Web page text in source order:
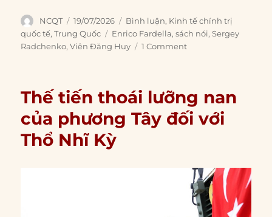
Author
NCQT
Posted
on
19/07/2026 Categories
Bình luận, Kinh tế chính trị
quốc tế,Trung Quốc Tags
Enrico Fardella,sách nói,Sergey
Radchenko,Viên Đăng Huy 1 Comment
Thế tiến thoái lưỡng nan
của phương Tây đối với
Thổ Nhĩ Kỳ